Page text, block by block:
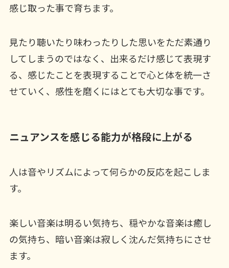
感じ取った事で育ちます。
見たり聴いたり味わったりした思いをただ素通り
してしまうのではなく、出来るだけ感じて表現す
る、感じたことを表現することで心と体を統一さ
せていく、感性を磨くにはとても大切な事です。
ニュアンスを感じる能力が格段に上がる
人は音やリズムによって何らかの反応を起こしま
す。
楽しい音楽は明るい気持ち、穏やかな音楽は癒し
の気持ち、暗い音楽は寂しく沈んだ気持ちにさせ
ます。